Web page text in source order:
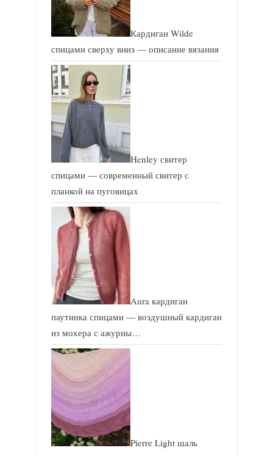
Кардиган Wilde
спицами сверху вниз — описание вязания
Henley свитер
спицами — современный свитер с
планкой на пуговицах
Aura кардиган
паутинка спицами — воздушный кардиган
из мохера с ажурны…
Pierre Light шаль